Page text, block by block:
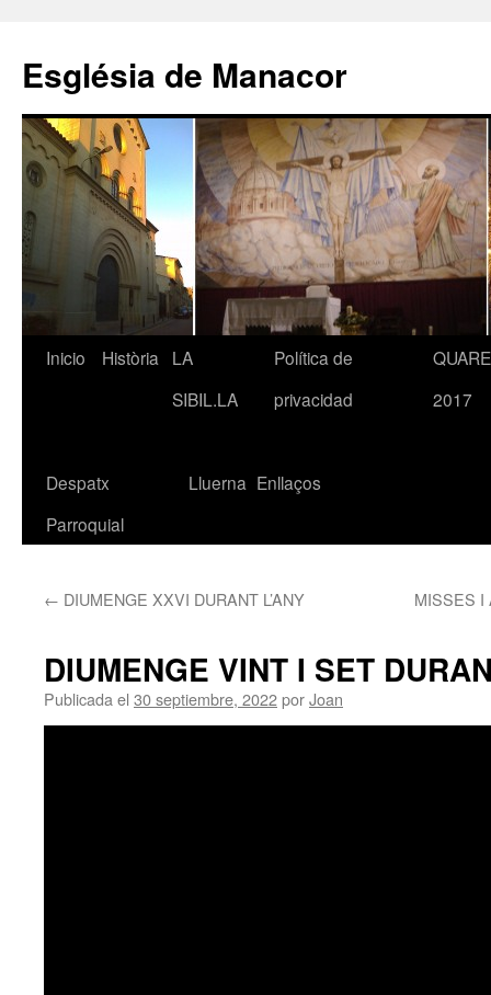
contenido
Església de Manacor
Inicio Història
LA
SIBIL.LA
Política de
privacidad
2017
Despatx
Parroquial
Lluerna Enllaços
← DIUMENGE XXVI DURANT L’ANY MISSES I
DIUMENGE VINT I SET
Publicada el 30 septiembre, 2022porJoan